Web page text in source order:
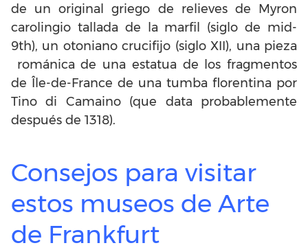
de un original griego de relieves de Myron
carolingio tallada de la marfil (siglo de mid-
9th), un otoniano crucifijo (siglo XII), una pieza
románica de una estatua de los fragmentos
de Île-de-France de una tumba florentina por
Tino di Camaino (que data probablemente
después de 1318).
Consejos para visitar
estos museos de Arte
de Frankfurt